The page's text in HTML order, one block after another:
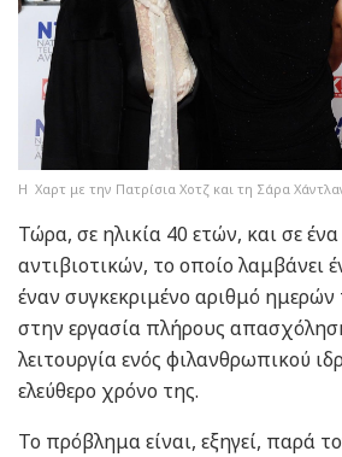
Η Χαρτ με την Πατρίσια Χοτζ και τη Σάρα
Τώρα, σε ηλικία 40 ετών, και σε
αντιβιοτικών, το οποίο λαμβάνει
έναν συγκεκριμένο αριθμό
στην εργασία πλήρους
λειτουργία ενός φιλανθρωπικού
ελεύθερο χρόνο της.
Το πρόβλημα είναι, εξηγεί, παρά